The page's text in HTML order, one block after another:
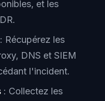
et les
: Récupérez les
DNS et SIEM
l'incident.
: Collectez les